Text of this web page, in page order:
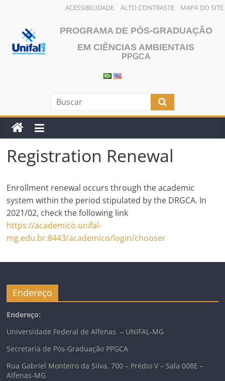
ACESSIBILIDADE ALTO CONTRASTE MAPA DO SITE
content
PROGRAMA DE PÓS-GRADUAÇÃO
EM CIÊNCIAS AMBIENTAIS
PPGCA
Registration Renewal
Enrollment renewal occurs through the academic
system within the period stipulated by the DRGCA. In
2021/02, check the following link
https://academico.unifal-
mg.edu.br:8443/academico/login/chooser
Endereço
Endereço:
Universidade Federal de Alfenas – UNIFAL-MG
Secretaria de Pós-Graduação PPGCA
Rua Gabriel Monteiro da Silva, 700 – Prédio V – Sala 008E –
Alfenas-MG